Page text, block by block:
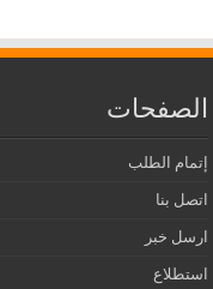
الصفحات
إتمام الطلب
اتصل بنا
ارسل خبر
استطلاع